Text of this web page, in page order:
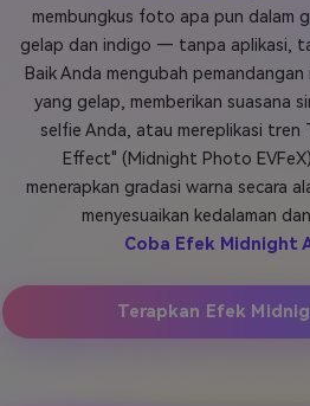
Find More Solutions >>
Tips & Tutorial AI
Postingan Terbaru
Masuk
Berkreasi
membungkus foto apa pun dalam
gelap dan indigo — tanpa aplikasi,
Baik Anda mengubah
yang gelap, memberikan suasana
selfie Anda, atau mereplikasi tren
Effect" (Midnight Photo
menerapkan gradasi warna secara
menyesuaikan kedalaman
Coba Efek Midnight
Terapkan Efek